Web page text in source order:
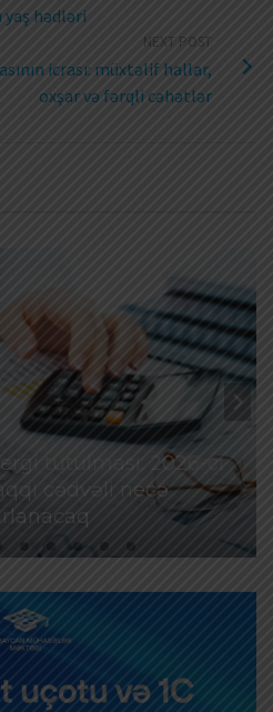
yaş hədləri
NEXT POST
icrası: müxtəlif hallar,
oxşar və fərqli cəhətlər
tutulması: 2026-cı
cədvəli necə